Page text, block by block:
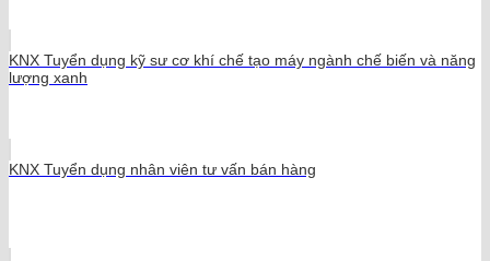
KNX Tuyển dụng kỹ sư cơ khí chế tạo máy ngành chế biến và năng
lượng xanh
KNX Tuyển dụng nhân viên tư vấn bán hàng